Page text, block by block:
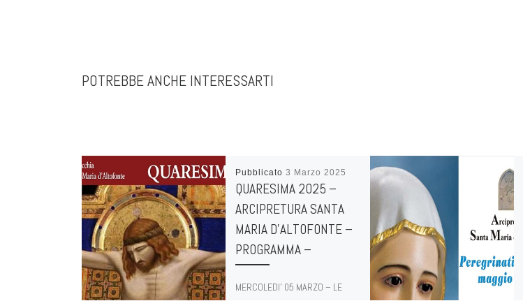
POTREBBE ANCHE INTERESSARTI
Pubblicato3 Marzo 2025
QUARESIMA 2025 –
ARCIPRETURA SANTA
MARIA D’ALTOFONTE –
PROGRAMMA –
MERCOLEDI’ 05 MARZO – LE